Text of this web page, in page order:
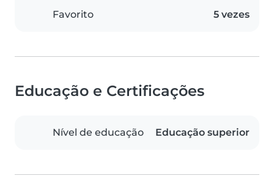
Favorito 5 vezes
Educação e Certificações
Nível de educação Educação superior